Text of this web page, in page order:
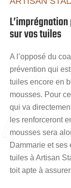
sur vos tuiles
A l’opposé du
prévention qui
tuiles encore en
mousses. Pour
qui va
les renforceront
mousses sera
Dammarie et ses
tuiles à Artisan
toit apte à